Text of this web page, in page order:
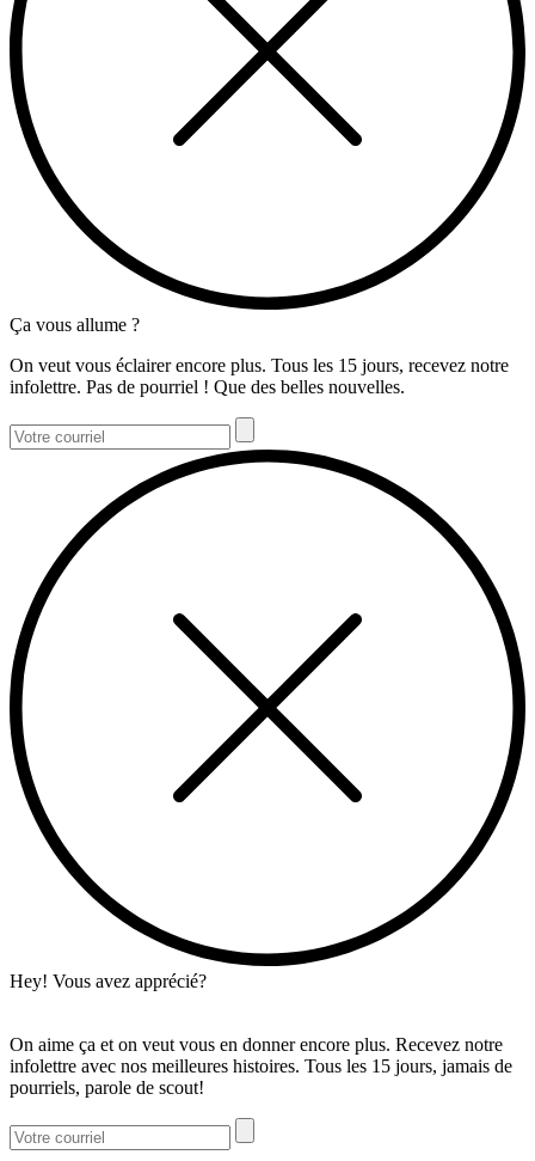
Ça vous allume ?
On veut vous éclairer encore plus. Tous les 15 jours, recevez notre
infolettre. Pas de pourriel ! Que des belles nouvelles.
Hey! Vous avez apprécié?
On aime ça et on veut vous en donner encore plus. Recevez notre
infolettre avec nos meilleures histoires. Tous les 15 jours, jamais de
pourriels, parole de scout!